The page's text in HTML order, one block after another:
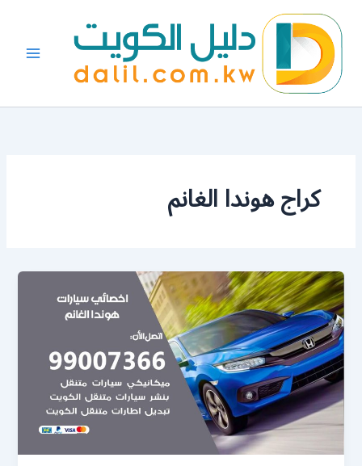
المحتوى
كراج هوندا الغانم